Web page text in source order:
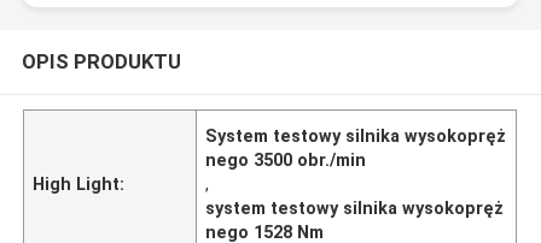
OPIS PRODUKTU
High Light:
System testowy silnika wysokopręż
nego 3500 obr./min
,
system testowy silnika wysokopręż
nego 1528 Nm